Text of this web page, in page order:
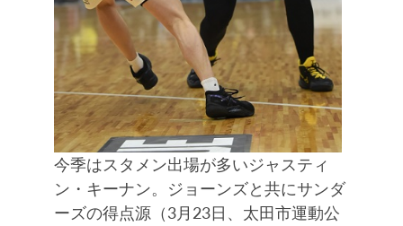
今季はスタメン出場が多いジャスティ
ン・キーナン。ジョーンズと共にサンダ
ーズの得点源（3月23日、太田市運動公